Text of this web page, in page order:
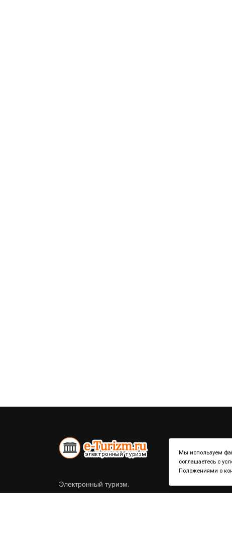
Электронный туризм.
Мы используем
соглашаетесь с
Положениями о